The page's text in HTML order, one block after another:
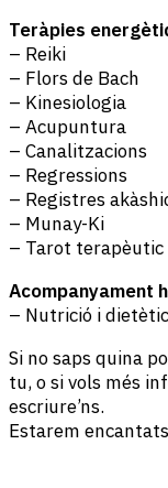
Teràpies
– Reiki
– Flors de Bach
– Kinesiologia
– Acupuntura
– Canalitzacions
– Regressions
– Registres
– Munay-Ki
– Tarot terapèutic
Acompanyament
– Nutrició i
Si no saps quina
tu, o si vols més
escriure’ns.
Estarem